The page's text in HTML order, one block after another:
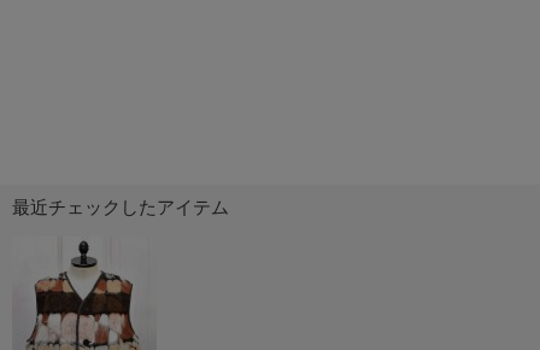
最近チェックしたアイテム